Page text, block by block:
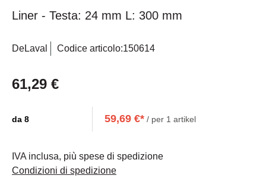
Liner - Testa: 24 mm L: 300 mm
DeLaval Codice articolo:150614
61,29 €
da 8 59,69 €*/ per 1 artikel
IVA inclusa, più spese di spedizione
Condizioni di spedizione